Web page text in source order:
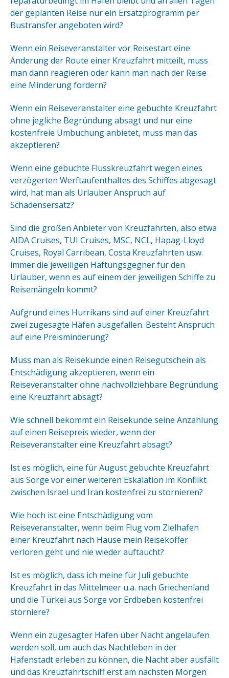
der geplanten Reise nur ein Ersatzprogramm per
Bustransfer angeboten wird?
Wenn ein Reiseveranstalter vor Reisestart eine
Änderung der Route einer Kreuzfahrt mitteilt, muss
man dann reagieren oder kann man nach der Reise
eine Minderung fordern?
Wenn ein Reiseveranstalter eine gebuchte Kreuzfahrt
ohne jegliche Begründung absagt und nur eine
kostenfreie Umbuchung anbietet, muss man das
akzeptieren?
Wenn eine gebuchte Flusskreuzfahrt wegen eines
verzögerten Werftaufenthaltes des Schiffes abgesagt
wird, hat man als Urlauber Anspruch auf
Schadensersatz?
Sind die großen Anbieter von Kreuzfahrten, also etwa
AIDA Cruises, TUI Cruises, MSC, NCL, Hapag-Lloyd
Cruises, Royal Carribean, Costa Kreuzfahrten usw.
immer die jeweiligen Haftungsgegner für den
Urlauber, wenn es auf einem der jeweiligen Schiffe zu
Reisemängeln kommt?
Aufgrund eines Hurrikans sind auf einer Kreuzfahrt
zwei zugesagte Häfen ausgefallen. Besteht Anspruch
auf eine Preisminderung?
Muss man als Reisekunde einen Reisegutschein als
Entschädigung akzeptieren, wenn ein
Reiseveranstalter ohne nachvollziehbare Begründung
eine Kreuzfahrt absagt?
Wie schnell bekommt ein Reisekunde seine Anzahlung
auf einen Reisepreis wieder, wenn der
Reiseveranstalter eine Kreuzfahrt absagt?
Ist es möglich, eine für August gebuchte Kreuzfahrt
aus Sorge vor einer weiteren Eskalation im Konflikt
zwischen Israel und Iran kostenfrei zu stornieren?
Wie hoch ist eine Entschädigung vom
Reiseveranstalter, wenn beim Flug vom Zielhafen
einer Kreuzfahrt nach Hause mein Reisekoffer
verloren geht und nie wieder auftaucht?
Ist es möglich, dass ich meine für Juli gebuchte
Kreuzfahrt in das Mittelmeer u.a. nach Griechenland
und die Türkei aus Sorge vor Erdbeben kostenfrei
storniere?
Wenn ein zugesagter Hafen über Nacht angelaufen
werden soll, um auch das Nachtleben in der
Hafenstadt erleben zu können, die Nacht aber ausfällt
und das Kreuzfahrtschiff erst am nächsten Morgen